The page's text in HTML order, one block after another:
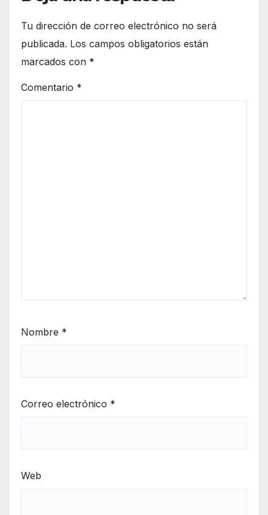
Tu dirección de correo electrónico no será
publicada. Los campos obligatorios están
marcados con *
Comentario *
Nombre *
Correo electrónico *
Web